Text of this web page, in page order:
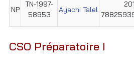
NP
TN-1997-
58953
Ayachi Talel
CSO Préparatoire I